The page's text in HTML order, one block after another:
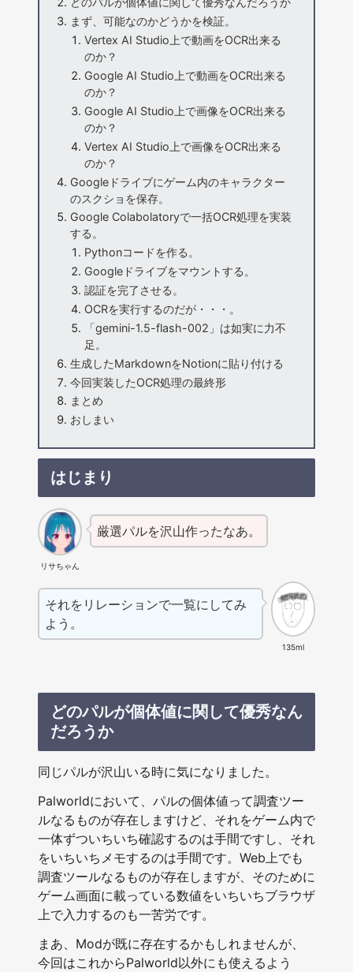
まず、可能なのかどうかを検証。
Vertex AI Studio上で動画をOCR出来る
のか？
Google AI Studio上で動画をOCR出来る
のか？
Google AI Studio上で画像をOCR出来る
のか？
Vertex AI Studio上で画像をOCR出来る
のか？
Googleドライブにゲーム内のキャラクター
のスクショを保存。
Google Colabolatoryで一括OCR処理を実装
する。
Pythonコードを作る。
Googleドライブをマウントする。
認証を完了させる。
OCRを実行するのだが・・・。
「gemini-1.5-flash-002」は如実に力不
足。
生成したMarkdownをNotionに貼り付ける
今回実装したOCR処理の最終形
まとめ
おしまい
はじまり
リサちゃん
厳選パルを沢山作ったなあ。
135ml
それをリレーションで一覧にしてみ
よう。
どのパルが個体値に関して優秀なん
だろうか
同じパルが沢山いる時に気になりました。
Palworldにおいて、パルの個体値って調査ツー
ルなるものが存在しますけど、それをゲーム内で
一体ずついちいち確認するのは手間ですし、それ
をいちいちメモするのは手間です。Web上でも
調査ツールなるものが存在しますが、そのために
ゲーム画面に載っている数値をいちいちブラウザ
上で入力するのも一苦労です。
まあ、Modが既に存在するかもしれませんが、
今回はこれからPalworld以外にも使えるよう